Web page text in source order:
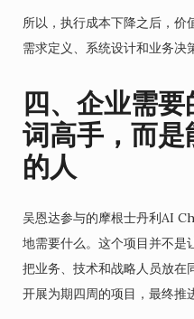
所以，执行成本下降之后，价
需求定义、系统设计和业务决
四、企业需
词高手，而
的人
吴恩达参与的摩根士丹利AI
地需要什么。这个项目并不是
把业务、技术和战略人员放在
开展为期四周的项目，最终推